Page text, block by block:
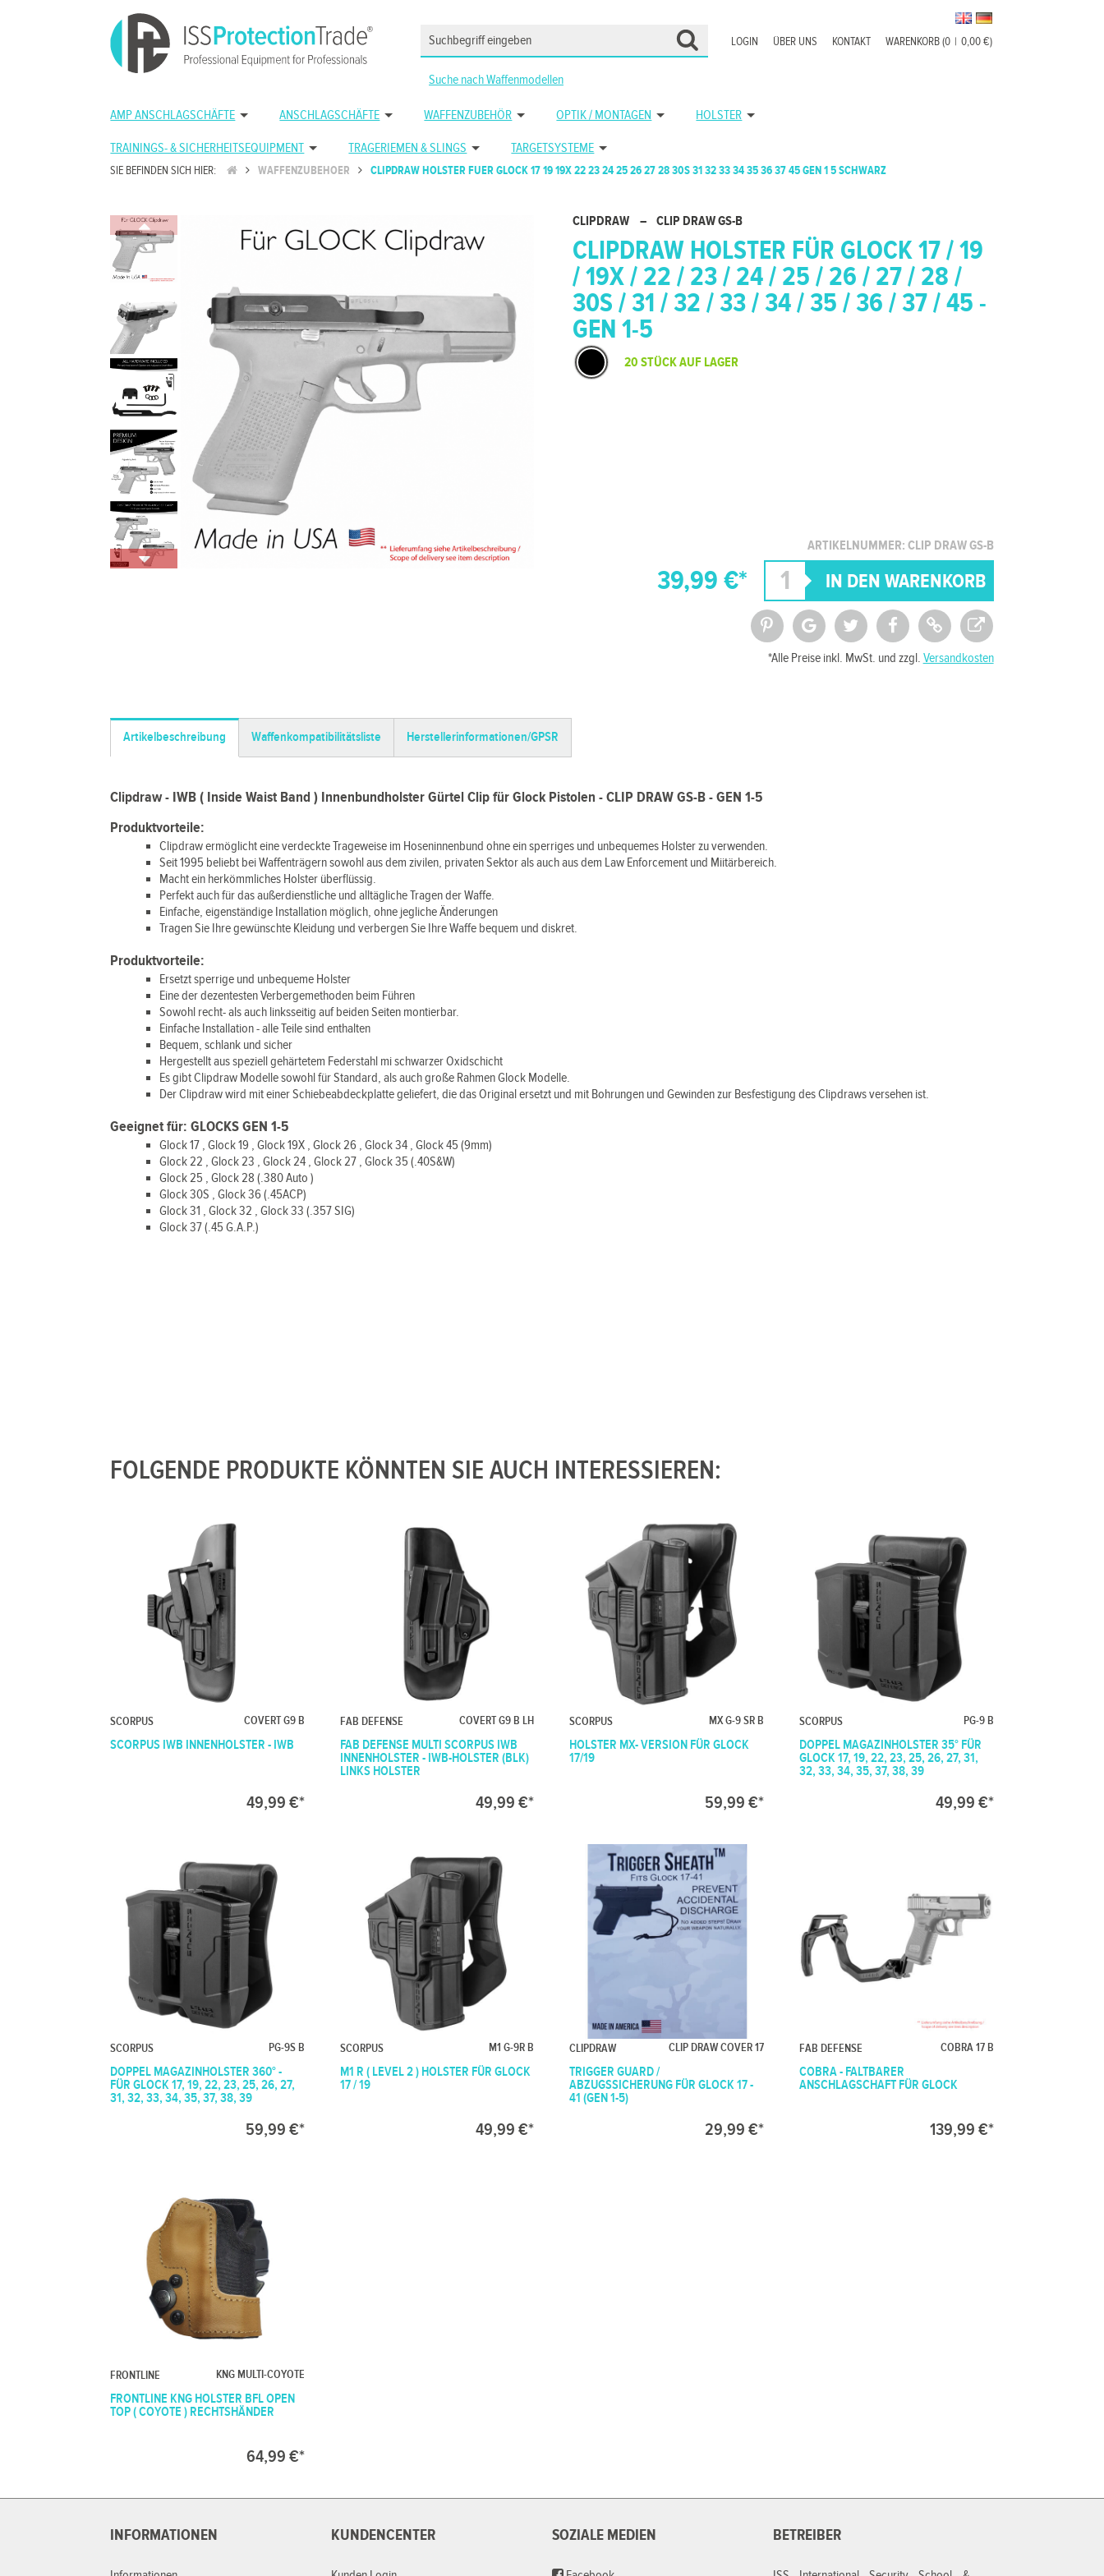
WARENKORB (0 | 0,00 €)
KONTAKT
ÜBER UNS
LOGIN
Suche nach Waffenmodellen
AMP ANSCHLAGSCHÄFTE ANSCHLAGSCHÄFTE WAFFENZUBEHÖR OPTIK / MONTAGEN HOLSTER
TRAININGS- & SICHERHEITSEQUIPMENT TRAGERIEMEN & SLINGS TARGETSYSTEME
SIE BEFINDEN SICH HIER: WAFFENZUBEHOER CLIPDRAW HOLSTER FUER GLOCK 17 19 19X 22 23 24 25 26 27 28 30S 31 32 33 34 35 36 37 45 GEN 1 5 SCHWARZ
CLIPDRAW – CLIP DRAW GS-B
CLIPDRAW HOLSTER FÜR GLOCK 17 / 19
/ 19X / 22 / 23 / 24 / 25 / 26 / 27 / 28 /
30S / 31 / 32 / 33 / 34 / 35 / 36 / 37 / 45 -
GEN 1-5
ARTIKELNUMMER: CLIP DRAW GS-B
20 STÜCK AUF LAGER
39,99 €*
*Alle Preise inkl. MwSt. und zzgl. Versandkosten
Artikelbeschreibung Waffenkompatibilitätsliste Herstellerinformationen/GPSR
Clipdraw - IWB ( Inside Waist Band ) Innenbundholster Gürtel Clip für Glock Pistolen - CLIP DRAW GS-B - GEN 1-5
Produktvorteile:
Clipdraw ermöglicht eine verdeckte Trageweise im Hoseninnenbund ohne ein sperriges und unbequemes Holster zu verwenden.
Seit 1995 beliebt bei Waffenträgern sowohl aus dem zivilen, privaten Sektor als auch aus dem Law Enforcement und Miitärbereich.
Macht ein herkömmliches Holster überflüssig.
Perfekt auch für das außerdienstliche und alltägliche Tragen der Waffe.
Einfache, eigenständige Installation möglich, ohne jegliche Änderungen
Tragen Sie Ihre gewünschte Kleidung und verbergen Sie Ihre Waffe bequem und diskret.
Produktvorteile:
Ersetzt sperrige und unbequeme Holster
Eine der dezentesten Verbergemethoden beim Führen
Sowohl recht- als auch linksseitig auf beiden Seiten montierbar.
Einfache Installation - alle Teile sind enthalten
Bequem, schlank und sicher
Hergestellt aus speziell gehärtetem Federstahl mi schwarzer Oxidschicht
Es gibt Clipdraw Modelle sowohl für Standard, als auch große Rahmen Glock Modelle.
Der Clipdraw wird mit einer Schiebeabdeckplatte geliefert, die das Original ersetzt und mit Bohrungen und Gewinden zur Besfestigung des Clipdraws versehen ist.
Geeignet für: GLOCKS GEN 1-5
Glock 17 , Glock 19 , Glock 19X , Glock 26 , Glock 34 , Glock 45 (9mm)
Glock 22 , Glock 23 , Glock 24 , Glock 27 , Glock 35 (.40S&W)
Glock 25 , Glock 28 (.380 Auto )
Glock 30S , Glock 36 (.45ACP)
Glock 31 , Glock 32 , Glock 33 (.357 SIG)
Glock 37 (.45 G.A.P.)
FOLGENDE PRODUKTE KÖNNTEN SIE AUCH INTERESSIEREN:
SCORPUS COVERT G9 B
SCORPUS IWB INNENHOLSTER - IWB
49,99 €*
FAB DEFENSE COVERT G9 B LH
FAB DEFENSE MULTI SCORPUS IWB
INNENHOLSTER - IWB-HOLSTER (BLK)
LINKS HOLSTER
49,99 €*
SCORPUS MX G-9 SR B
HOLSTER MX- VERSION FÜR GLOCK
17/19
59,99 €*
SCORPUS PG-9 B
DOPPEL MAGAZINHOLSTER 35° FÜR
GLOCK 17, 19, 22, 23, 25, 26, 27, 31,
32, 33, 34, 35, 37, 38, 39
49,99 €*
SCORPUS PG-9S B
DOPPEL MAGAZINHOLSTER 360° -
FÜR GLOCK 17, 19, 22, 23, 25, 26, 27,
31, 32, 33, 34, 35, 37, 38, 39
59,99 €*
SCORPUS M1 G-9R B
M1 R ( LEVEL 2 ) HOLSTER FÜR GLOCK
17 / 19
49,99 €*
CLIPDRAW CLIP DRAW COVER 17
TRIGGER GUARD /
ABZUGSSICHERUNG FÜR GLOCK 17 -
41 (GEN 1-5)
29,99 €*
FAB DEFENSE COBRA 17 B
COBRA - FALTBARER
ANSCHLAGSCHAFT FÜR GLOCK
139,99 €*
FRONTLINE KNG MULTI-COYOTE
FRONTLINE KNG HOLSTER BFL OPEN
TOP ( COYOTE ) RECHTSHÄNDER
64,99 €*
INFORMATIONEN KUNDENCENTER SOZIALE MEDIEN BETREIBER